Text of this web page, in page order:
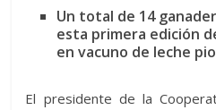
Un total de 14
esta primera edición
en vacuno de leche
El presidente de la